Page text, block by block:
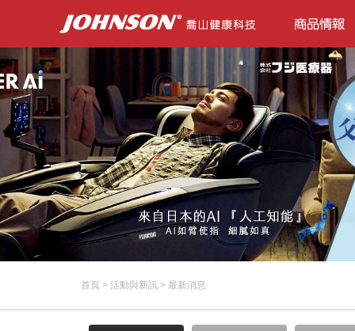
首頁 > 活動與新訊 > 最新消息